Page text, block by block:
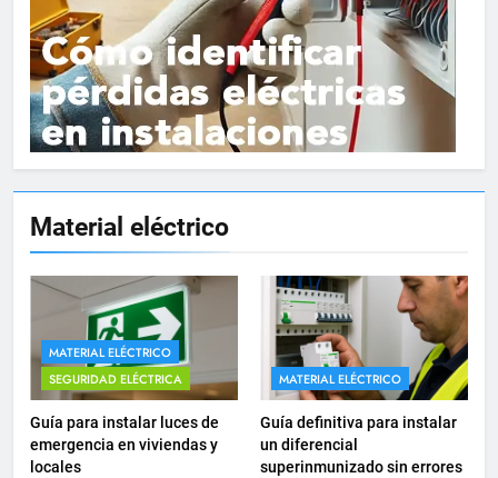
Material eléctrico
MATERIAL ELÉCTRICO
SEGURIDAD ELÉCTRICA
Guía para instalar luces de
emergencia en viviendas y
locales
MATERIAL ELÉCTRICO
Guía definitiva para instalar
un diferencial
superinmunizado sin errores
15
Cómo instalar tomas de
corriente para
electrodomésticos empotrados
INSTALACIONES ELÉCTRICAS
16
¿Qué es el circuito C2 y para qué
se utiliza según el REBT?
INSTALACIONES ELÉCTRICAS